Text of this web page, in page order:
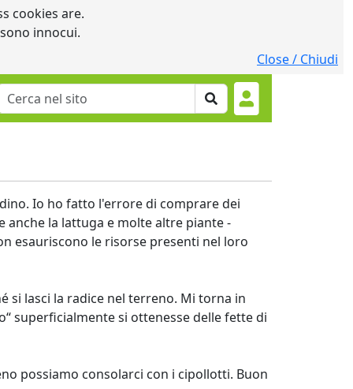
cookies are.
innocui.
Close / Chiudi
Io ho fatto l'errore di comprare dei
anche la lattuga e molte altre piante -
esauriscono le risorse presenti nel loro
si lasci la radice nel terreno. Mi torna in
superficialmente si ottenesse delle fette di
possiamo consolarci con i cipollotti. Buon